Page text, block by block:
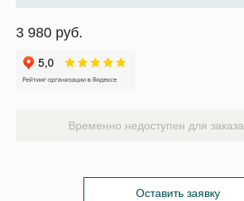
3 980 руб.
Временно недоступен для заказа
Оставить заявку